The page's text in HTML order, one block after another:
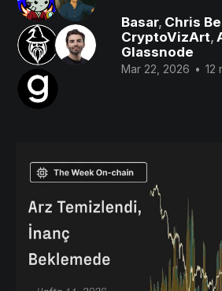
Basar, Chris
CryptoVizArt,
Glassnode
Mar 22, 2026 • 12